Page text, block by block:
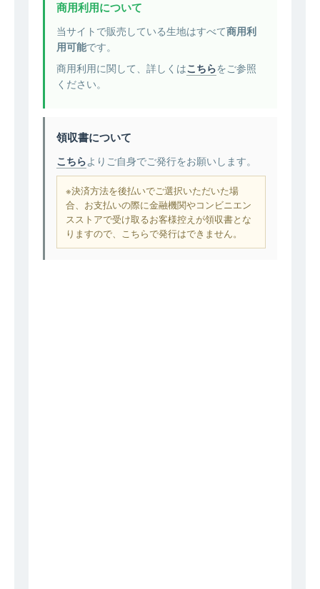
商用利用について
当サイトで販売している生地はすべて商用利
用可能です。
商用利用に関して、詳しくはこちらをご参照
ください。
領収書について
こちらよりご自身でご発行をお願いします。
※決済方法を後払いでご選択いただいた場
合、お支払いの際に金融機関やコンビニエン
スストアで受け取るお客様控えが領収書とな
りますので、こちらで発行はできません。